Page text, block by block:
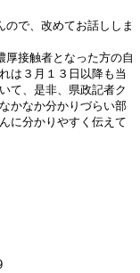
で、改めてお話ししま
厚接触者となった方の自
は３月１３日以降も当
て、是非、県政記者ク
かなか分かりづらい部
に分かりやすく伝えて